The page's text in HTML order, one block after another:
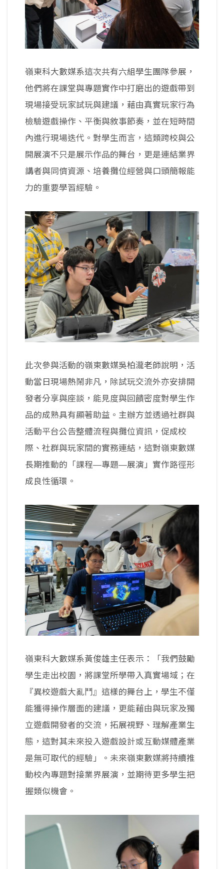
嶺東科大數媒系這次共有六組學生團隊參展，
他們將在課堂與專題實作中打磨出的遊戲帶到
現場接受玩家試玩與建議，藉由真實玩家行為
檢驗遊戲操作、平衡與敘事節奏，並在短時間
內進行現場迭代。對學生而言，這類跨校與公
開展演不只是展示作品的舞台，更是連結業界
講者與同儕資源、培養攤位經營與口頭簡報能
力的重要學習經驗。
此次參與活動的嶺東數媒吳柏瀧老師說明，活
動當日現場熱鬧非凡，除試玩交流外亦安排開
發者分享與座談，能見度與回饋密度對學生作
品的成熟具有顯著助益。主辦方並透過社群與
活動平台公告整體流程與攤位資訊，促成校
際、社群與玩家間的實務連結，這對嶺東數媒
長期推動的「課程—專題—展演」實作路徑形
成良性循環。
嶺東科大數媒系黃俊雄主任表示：「我們鼓勵
學生走出校園，將課堂所學帶入真實場域；在
『異校遊戲大亂鬥』這樣的舞台上，學生不僅
能獲得操作層面的建議，更能藉由與玩家及獨
立遊戲開發者的交流，拓展視野、理解產業生
態，這對其未來投入遊戲設計或互動媒體產業
是無可取代的經驗」。未來嶺東數媒將持續推
動校內專題對接業界展演，並期待更多學生把
握類似機會。